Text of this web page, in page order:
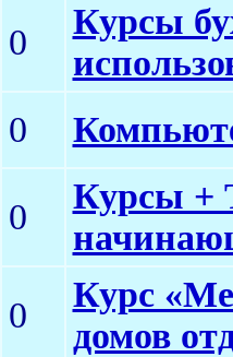
0
Курсы
0
0
Курсы +
0
Курс
домов